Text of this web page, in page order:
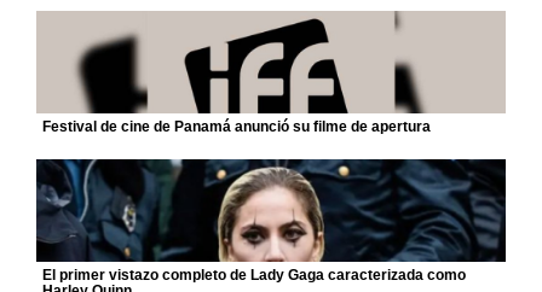
Festival de cine de Panamá anunció su filme de apertura
El primer vistazo completo de Lady Gaga caracterizada como